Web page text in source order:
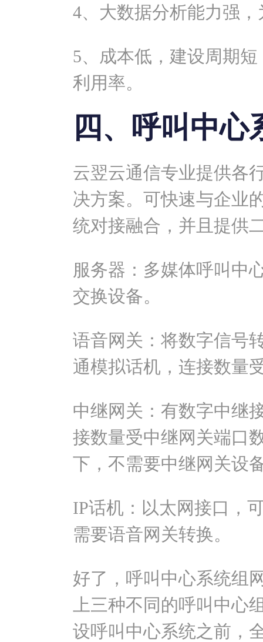
4、大数据分析能力强
5、成本低，建设周期
利用率。
四、呼叫中心
云翌云通信专业提供各
决方案。可快速与企业
统对接融合，并且提供
服务器：多媒体呼叫中
交换设备。
语音网关：将数字信号
通模拟话机，连接数量
中继网关：有数字中继
接数量受中继网关端口
下，不需要中继网关设
IP话机：以太网接口，
需要语音网关转换。
好了，呼叫中心系统组
上三种不同的呼叫中心
设呼叫中心系统之前，